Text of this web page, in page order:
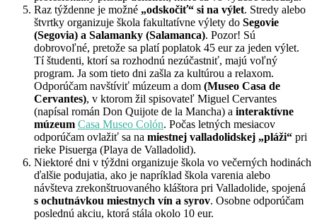
Raz týždenne je možné „odskočiť“ si na výlet. Stredy alebo
štvrtky organizuje škola fakultatívne výlety do Segovie
(Segovia) a Salamanky (Salamanca). Pozor! Sú
dobrovoľné, pretože sa platí poplatok 45 eur za jeden výlet.
Tí študenti, ktorí sa rozhodnú nezúčastniť, majú voľný
program. Ja som tieto dni zašla za kultúrou a relaxom.
Odporúčam navštíviť múzeum a dom (Museo Casa de
Cervantes), v ktorom žil spisovateľ Miguel Cervantes
(napísal román Don Quijote de la Mancha) a interaktívne
múzeum Casa Museo Colón. Počas letných mesiacov
odporúčam ovlažiť sa na miestnej valladolidskej „pláži“ pri
rieke Pisuerga (Playa de Valladolid).
Niektoré dni v týždni organizuje škola vo večerných hodinách
ďalšie podujatia, ako je napríklad škola varenia alebo
návšteva zrekonštruovaného kláštora pri Valladolide, spojená
s ochutnávkou miestnych vín a syrov. Osobne odporúčam
poslednú akciu, ktorá stála okolo 10 eur.